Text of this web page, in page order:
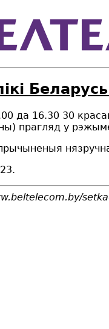
да 16.30 30
прагляд у